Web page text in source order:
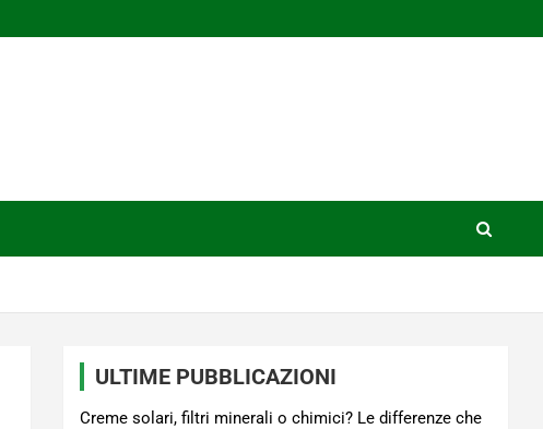
ULTIME PUBBLICAZIONI
Creme solari, filtri minerali o chimici? Le differenze che